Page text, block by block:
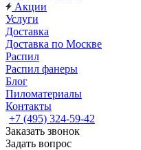
Акции
Услуги
Доставка
Доставка по Москве
Распил
Распил фанеры
Блог
Пиломатериалы
Контакты
+7 (495) 324-59-42
Заказать звонок
Задать вопрос